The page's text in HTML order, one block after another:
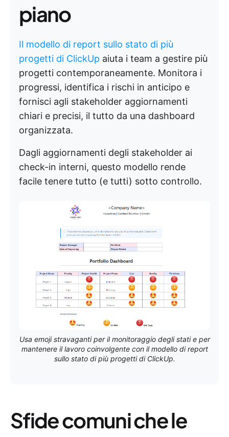
piano
Il modello di report sullo stato di più
progetti di ClickUp aiuta i team a gestire più
progetti contemporaneamente. Monitora i
progressi, identifica i rischi in anticipo e
fornisci agli stakeholder aggiornamenti
chiari e precisi, il tutto da una dashboard
organizzata.
Dagli aggiornamenti degli stakeholder ai
check-in interni, questo modello rende
facile tenere tutto (e tutti) sotto controllo.
Usa emoji stravaganti per il monitoraggio degli stati e per
mantenere il lavoro coinvolgente con il modello di report
sullo stato di più progetti di ClickUp.
Sfide comuni che le